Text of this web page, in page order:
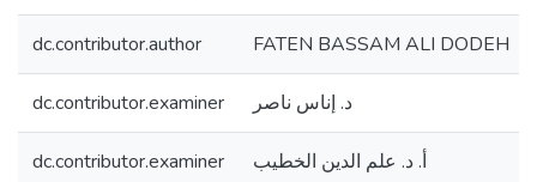
dc.contributor.author FATEN BASSAM ALI DODEH
dc.contributor.examiner د. إناس ناصر
dc.contributor.examiner أ. د. علم الدين الخطيب